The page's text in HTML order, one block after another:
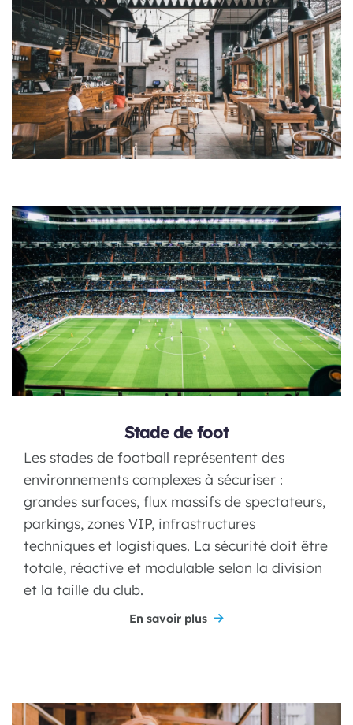
Stade de foot
Les stades de football représentent des
environnements complexes à sécuriser :
grandes surfaces, flux massifs de spectateurs,
parkings, zones VIP, infrastructures
techniques et logistiques. La sécurité doit être
totale, réactive et modulable selon la division
et la taille du club.
En savoir plus